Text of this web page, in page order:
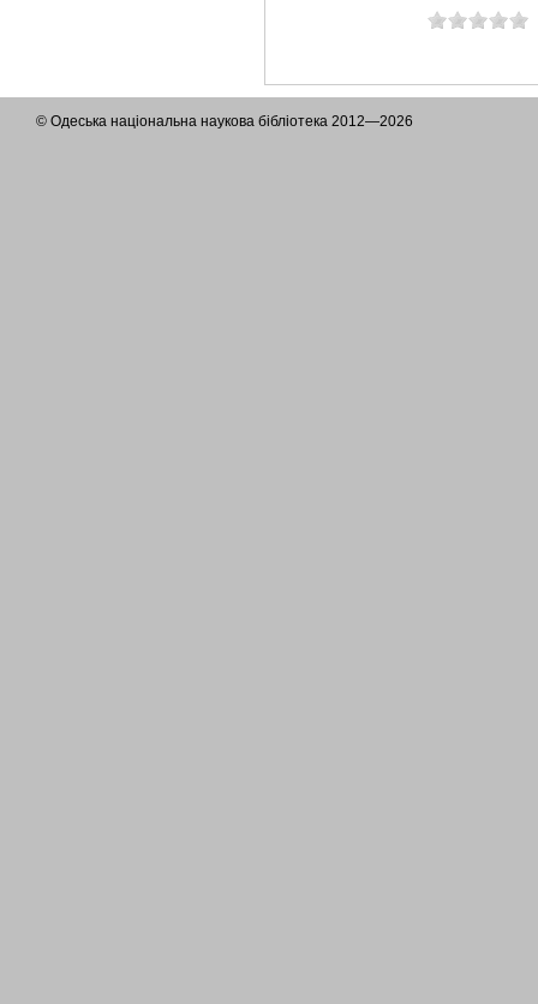
© Одеська національна наукова бібліотека 2012—2026